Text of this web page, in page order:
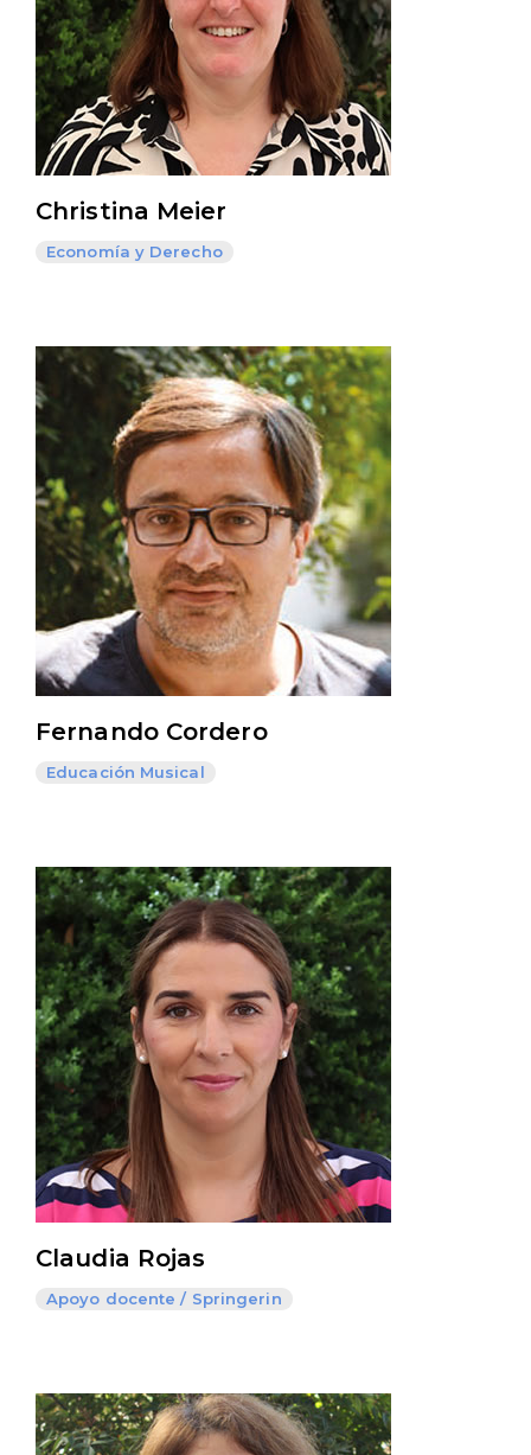
Christina Meier
Economía y Derecho
Fernando Cordero
Educación Musical
Claudia Rojas
Apoyo docente / Springerin